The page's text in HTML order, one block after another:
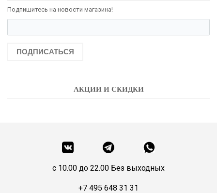
Подпишитесь на новости магазина!
ПОДПИСАТЬСЯ
АКЦИИ И СКИДКИ
c 10.00 до 22.00 Без выходных
+7 495 648 31 31